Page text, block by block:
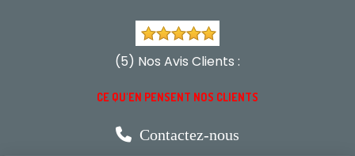
(5) Nos Avis Clients :
CE QU'EN PENSENT NOS CLIENTS
 Contactez-nous